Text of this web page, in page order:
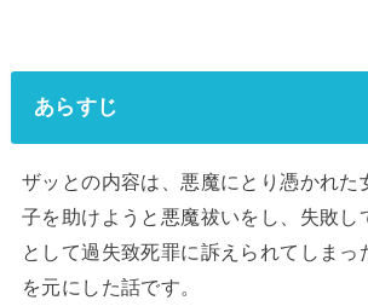
あらすじ
ザッとの内容は、悪魔にとり憑かれた
子を助けようと悪魔祓いをし、失敗し
として過失致死罪に訴えられてしまっ
を元にした話です。